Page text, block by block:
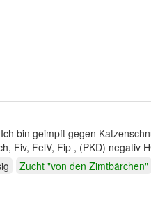
bin geimpft gegen
Fiv, FelV, Fip , (PKD) negativ
Zucht "von den Zimtbärchen"